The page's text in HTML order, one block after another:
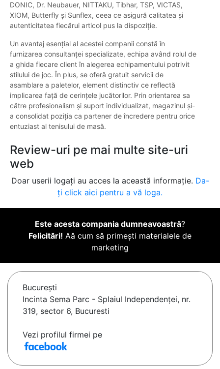
DONIC, Dr. Neubauer, NITTAKU, Tibhar, TSP, VICTAS,
XIOM, Butterfly și Sunflex, ceea ce asigură calitatea și
autenticitatea fiecărui articol pus la dispoziție.
Un avantaj esențial al acestei companii constă în
furnizarea consultanței specializate, echipa având rolul de
a ghida fiecare client în alegerea echipamentului potrivit
stilului de joc. În plus, se oferă gratuit servicii de
asamblare a paletelor, element distinctiv ce reflectă
implicarea față de cerințele jucătorilor. Prin orientarea sa
către profesionalism și suport individualizat, magazinul și-
a consolidat poziția ca partener de încredere pentru orice
entuziast al tenisului de masă.
Review-uri pe mai multe site-uri
web
Doar userii logați au acces la această informație. Da-
ți click aici pentru a vă loga.
Este acesta compania dumneavoastră?
Felicitări! Aă cum să primești materialele de
marketing
Bucureşti
Incinta Sema Parc - Splaiul Independenţei, nr.
319, sector 6, Bucuresti
Vezi profilul firmei pe